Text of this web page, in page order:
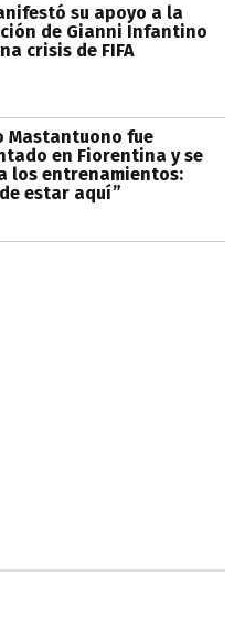
su apoyo a la
de Gianni Infantino
crisis de FIFA
Mastantuono fue
en Fiorentina y se
los entrenamientos:
estar aquí”